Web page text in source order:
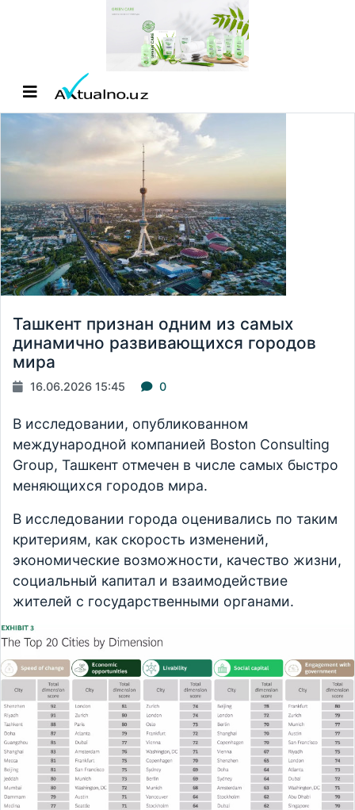
Ташкент признан одним из самых
динамично развивающихся городов
мира
16.06.2026 15:45 0
В исследовании, опубликованном
международной компанией Boston Consulting
Group, Ташкент отмечен в числе самых быстро
меняющихся городов мира.
В исследовании города оценивались по таким
критериям, как скорость изменений,
экономические возможности, качество жизни,
социальный капитал и взаимодействие
жителей с государственными органами.